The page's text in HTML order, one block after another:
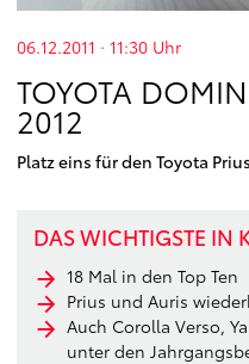
06.12.2011 · 11:30 Uhr
TOYOTA
2012
Platz eins für den Toyota Prius
DAS WICHTIGSTE IN
18 Mal in den Top Ten
Prius und Auris
Auch Corolla Verso,
unter den